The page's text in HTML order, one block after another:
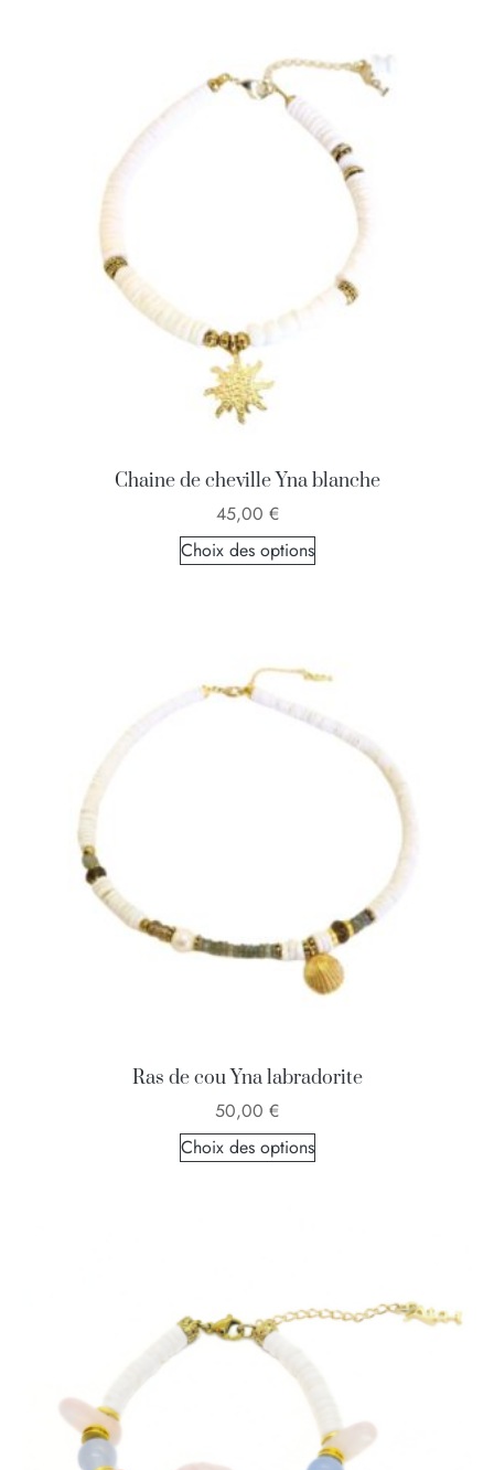
Chaine de cheville Yna blanche
45,00 €
Choix des options
Ras de cou Yna labradorite
50,00 €
Choix des options